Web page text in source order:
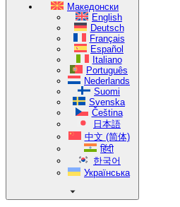
Македонски
English
Deutsch
Français
Español
Italiano
Português
Nederlands
Suomi
Svenska
Čeština
日本語
中文 (简体)
हिंदी
한국어
Українська